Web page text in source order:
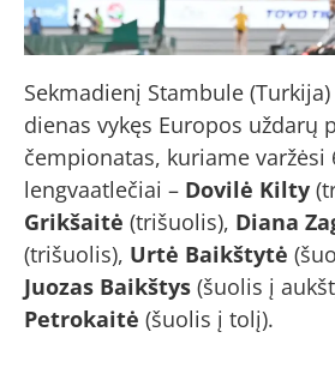
Sekmadienį Stambule
dienas vykęs Europos uždarų
čempionatas, kuriame varžėsi
lengvaatlečiai – Dovilė Kilty
Grikšaitė (trišuolis), Diana
(trišuolis), Urtė Baikštytė
Juozas Baikštys (šuolis į
Petrokaitė (šuolis į tolį).